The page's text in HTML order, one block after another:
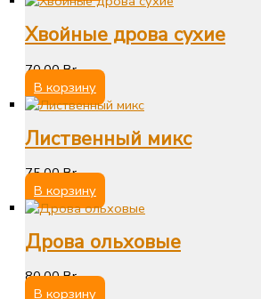
Хвойные дрова сухие
70,00Br
В корзину
Лиственный микс
75,00Br
В корзину
Дрова ольховые
80,00Br
В корзину